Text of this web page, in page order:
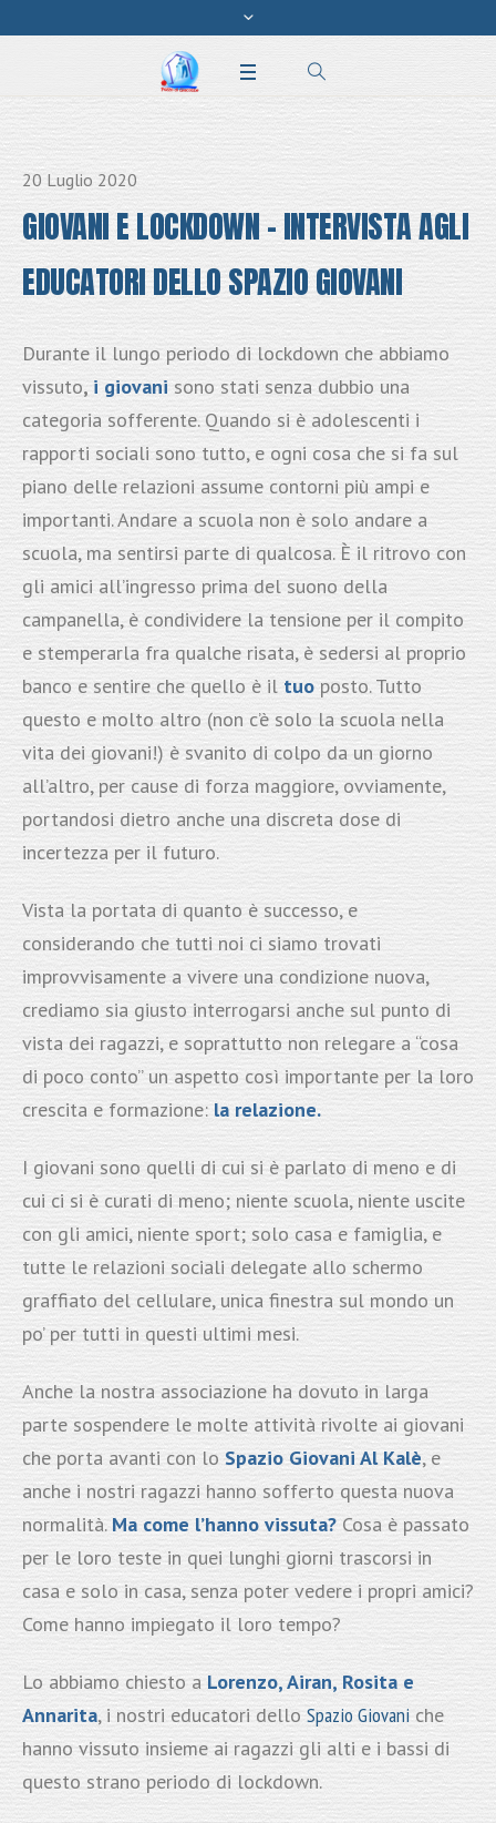
20 Luglio 2020
GIOVANI E LOCKDOWN – INTERVISTA AGLI
EDUCATORI DELLO SPAZIO GIOVANI
Durante il lungo periodo di lockdown che abbiamo
vissuto, i giovanisono stati senza dubbio una
categoria sofferente. Quando si è adolescenti i
rapporti sociali sono tutto, e ogni cosa che si fa sul
piano delle relazioni assume contorni più ampi e
importanti. Andare a scuola non è solo andare a
scuola, ma sentirsi parte di qualcosa. È il ritrovo con
gli amici all’ingresso prima del suono della
campanella, è condividere la tensione per il compito
e stemperarla fra qualche risata, è sedersi al proprio
banco e sentire che quello è il tuo posto. Tutto
questo e molto altro (non c’è solo la scuola nella
vita dei giovani!) è svanito di colpo da un giorno
all’altro, per cause di forza maggiore, ovviamente,
portandosi dietro anche una discreta dose di
incertezza per il futuro.
Vista la portata di quanto è successo, e
considerando che tutti noi ci siamo trovati
improvvisamente a vivere una condizione nuova,
crediamo sia giusto interrogarsi anche sul punto di
vista dei ragazzi, e soprattutto non relegare a “cosa
di poco conto” un aspetto così importante per la loro
crescita e formazione: la relazione.
I giovani sono quelli di cui si è parlato di meno e di
cui ci si è curati di meno; niente scuola, niente uscite
con gli amici, niente sport; solo casa e famiglia, e
tutte le relazioni sociali delegate allo schermo
graffiato del cellulare, unica finestra sul mondo un
po’ per tutti in questi ultimi mesi.
Anche la nostra associazione ha dovuto in larga
parte sospendere le molte attività rivolte ai giovani
che porta avanti con lo Spazio Giovani Al Kalè, e
anche i nostri ragazzi hanno sofferto questa nuova
normalità. Ma come l’hanno vissuta? Cosa è passato
per le loro teste in quei lunghi giorni trascorsi in
casa e solo in casa, senza poter vedere i propri amici?
Come hanno impiegato il loro tempo?
Lo abbiamo chiesto a Lorenzo, Airan, Rosita e
Annarita, i nostri educatori delloSpazio Giovaniche
hanno vissuto insieme ai ragazzi gli alti e i bassi di
questo strano periodo di lockdown.